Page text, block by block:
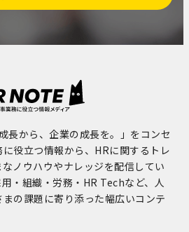
長から、企業の成長を。」をコンセ
役立つ情報から、HRに関するトレ
ノウハウやナレッジを配信してい
・組織・労務・HR Techなど、人
の課題に寄り添った幅広いコンテ